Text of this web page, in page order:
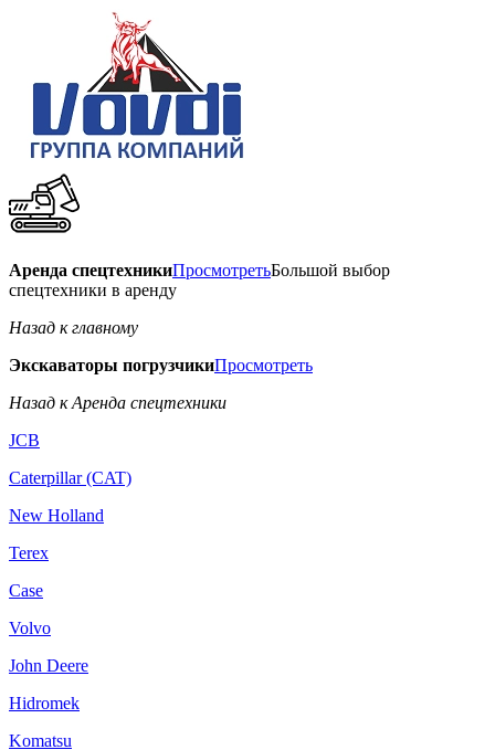
Аренда спецтехникиПросмотретьБольшой выбор
спецтехники в аренду
Назад к главному
Экскаваторы погрузчикиПросмотреть
Назад к Аренда спецтехники
JCB
Caterpillar (CAT)
New Holland
Terex
Case
Volvo
John Deere
Hidromek
Komatsu